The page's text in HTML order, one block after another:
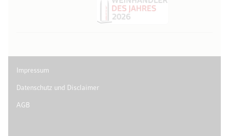
Impressum
Datenschutz und Disclaimer
AGB